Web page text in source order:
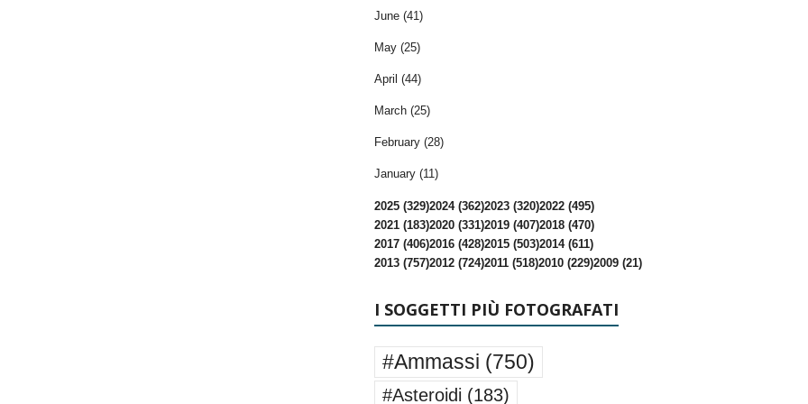
June (41)
May (25)
April (44)
March (25)
February (28)
January (11)
2025 (329)2024 (362)2023 (320)2022 (495)
2021 (183)2020 (331)2019 (407)2018 (470)
2017 (406)2016 (428)2015 (503)2014 (611)
2013 (757)2012 (724)2011 (518)2010 (229)2009 (21)
I SOGGETTI PIÙ FOTOGRAFATI
#Ammassi (750)
#Asteroidi (183)